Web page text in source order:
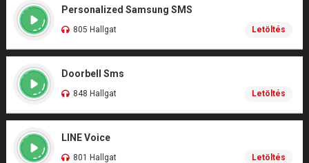
Personalized Samsung SMS
805 Hallgat Letöltés
Doorbell Sms
848 Hallgat Letöltés
LINE Voice
801 Hallgat Letöltés